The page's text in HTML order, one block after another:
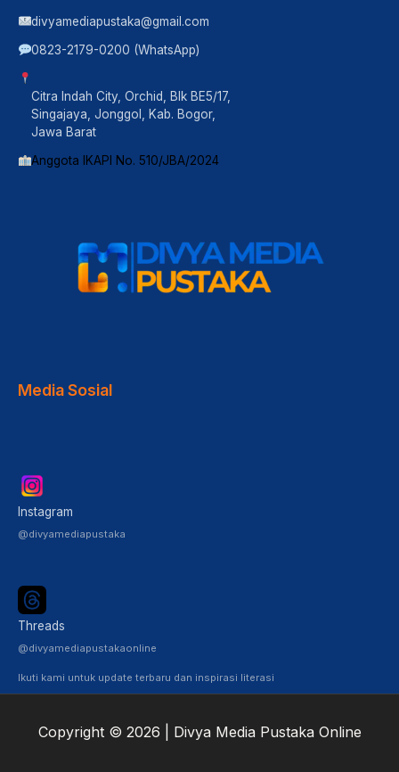
divyamediapustaka@gmail.com
0823-2179-0200 (WhatsApp)
Citra Indah City, Orchid, Blk BE5/17,
Singajaya, Jonggol, Kab. Bogor,
Jawa Barat
Anggota IKAPI No. 510/JBA/2024
Media Sosial
Instagram
@divyamediapustaka
Threads
@divyamediapustakaonline
Ikuti kami untuk update terbaru dan inspirasi literasi
Copyright © 2026 | Divya Media Pustaka Online